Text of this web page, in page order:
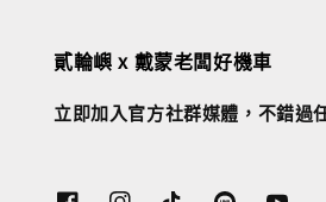
貳輪嶼 x 戴蒙老闆好機車
立即加入官方社群媒體，不錯過